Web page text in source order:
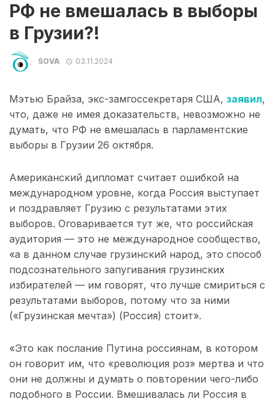
РФ не вмешалась в выборы
в Грузии?!
SOVA 03.11.2024
Мэтью Брайза, экс-замгоссекретаря США, заявил,
что, даже не имея доказательств, невозможно не
думать, что РФ не вмешалась в парламентские
выборы в Грузии 26 октября.
Американский дипломат считает ошибкой на
международном уровне, когда Россия выступает
и поздравляет Грузию с результатами этих
выборов. Оговаривается тут же, что российская
аудитория — это не международное сообщество,
«а в данном случае грузинский народ, это способ
подсознательного запугивания грузинских
избирателей — им говорят, что лучше смириться с
результатами выборов, потому что за ними
(«Грузинская мечта») (Россия) стоит».
«Это как послание Путина россиянам, в котором
он говорит им, что «революция роз» мертва и что
они не должны и думать о повторении чего-либо
подобного в России. Вмешивалась ли Россия в